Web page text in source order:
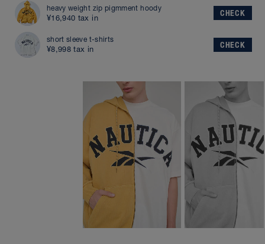
heavy weight zip pigmment hoody
¥16,940 tax in CHECK
short sleeve t-shirts
¥8,998 tax in CHECK